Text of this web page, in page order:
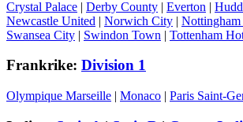
Crystal Palace | Derby County | Everton |
Newcastle United | Norwich City | Nottingham
Swansea City | Swindon Town | Tottenham
Frankrike: Division 1
Olympique Marseille | Monaco | Paris Saint-